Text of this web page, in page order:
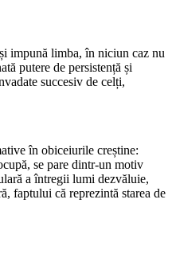
impună limba, în niciun caz nu
putere de persistență și
succesiv de celți,
în obiceiurile creștine:
se pare dintr-un motiv
a întregii lumi dezvăluie,
faptului că reprezintă starea de